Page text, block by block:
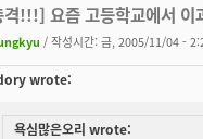
!!!] 요즘 고등학교에서 이
/ 작성시간: 금, 2005/11/04 -
wrote:
욕심많은오리 wrote: